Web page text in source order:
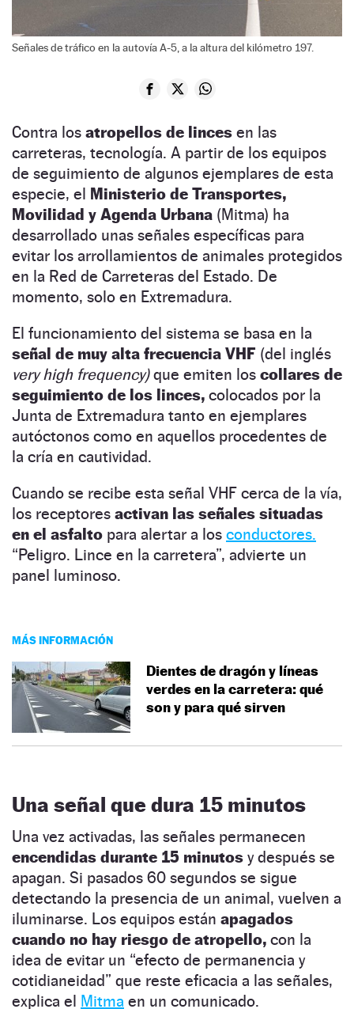
Señales de tráfico en la autovía A-5, a la altura del kilómetro 197.
Contra los atropellos de linces en las
carreteras, tecnología. A partir de los equipos
de seguimiento de algunos ejemplares de esta
especie, el Ministerio de Transportes,
Movilidad y Agenda Urbana (Mitma) ha
desarrollado unas señales específicas para
evitar los arrollamientos de animales protegidos
en la Red de Carreteras del Estado. De
momento, solo en Extremadura.
El funcionamiento del sistema se basa en la
señal de muy alta frecuencia VHF (del inglés
very high frequency)que emiten los collares de
seguimiento de los linces, colocados por la
Junta de Extremadura tanto en ejemplares
autóctonos como en aquellos procedentes de
la cría en cautividad.
Cuando se recibe esta señal VHF cerca de la vía,
los receptores activan las señales situadas
en el asfalto para alertar a los conductores.
“Peligro. Lince en la carretera”, advierte un
panel luminoso.
MÁS INFORMACIÓN
Dientes de dragón y líneas
verdes en la carretera: qué
son y para qué sirven
Una señal que dura 15 minutos
Una vez activadas, las señales permanecen
encendidas durante 15 minutos y después se
apagan. Si pasados 60 segundos se sigue
detectando la presencia de un animal, vuelven a
iluminarse. Los equipos están apagados
cuando no hay riesgo de atropello, con la
idea de evitar un “efecto de permanencia y
cotidianeidad” que reste eficacia a las señales,
explica el Mitma en un comunicado.